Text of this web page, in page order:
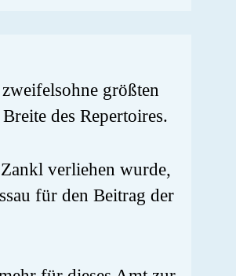
größten
des Repertoires.
verliehen wurde,
für den Beitrag der